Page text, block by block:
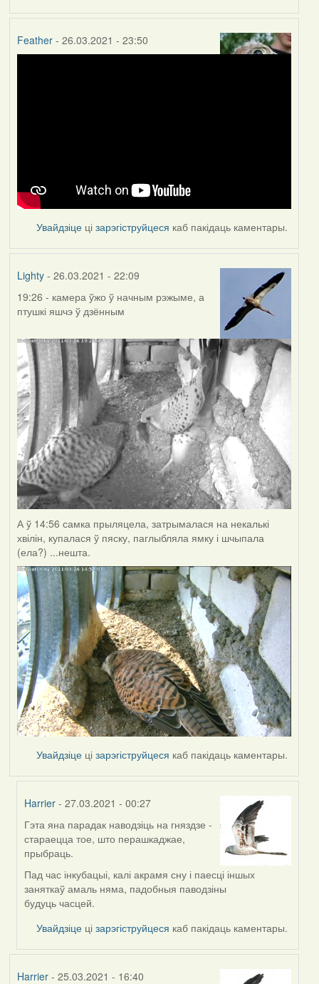
Feather- 26.03.2021 - 23:50
Увайдзіце цізарэгіструйцеся каб пакідаць каментары.
Lighty- 26.03.2021 - 22:09
19:26 - камера ўжо ў начным рэжыме, а
птушкі яшчэ ў дзённым
А ў 14:56 самка прыляцела, затрымалася на некалькі
хвілін, купалася ў пяску, паглыбляла ямку і шчыпала
(ела?) ...нешта.
Увайдзіце цізарэгіструйцеся каб пакідаць каментары.
Harrier - 27.03.2021 - 00:27
In
reply
to
by
Lighty
Гэта яна парадак наводзіць на гняздзе -
стараецца тое, што перашкаджае,
прыбраць.
Пад час інкубацыі, калі акрамя сну і паесці іншых
заняткаў амаль няма, падобныя паводзіны
будуць часцей.
Увайдзіце цізарэгіструйцеся каб пакідаць каментары.
Harrier- 25.03.2021 - 16:40